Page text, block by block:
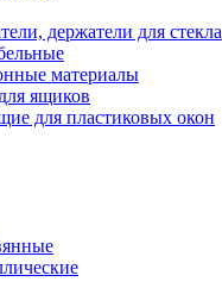
держатели для стекла
материалы
ящиков
для пластиковых окон